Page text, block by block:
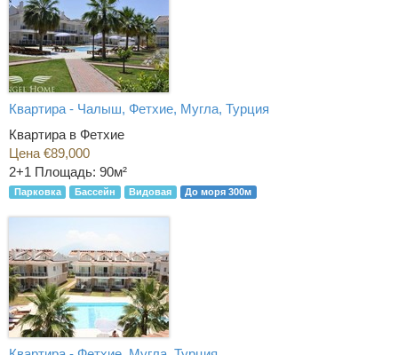
Квартира - Чалыш, Фетхие, Мугла, Турция
Квартира в Фетхие
Цена €89,000
2+1 Площадь: 90м²
Парковка Бассейн Видовая До моря 300м